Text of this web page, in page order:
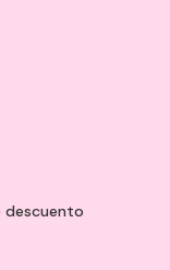
descuento